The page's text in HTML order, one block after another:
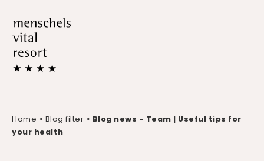
Home > Blog filter > Blog news - Team | Useful tips for
your health